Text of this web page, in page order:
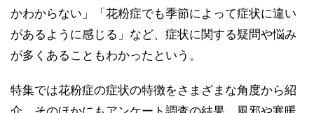
かわからない」「花粉症でも季節によって症状に違い
があるように感じる」など、症状に関する疑問や悩み
が多くあることもわかったという。
特集では花粉症の症状の特徴をさまざまな角度から紹